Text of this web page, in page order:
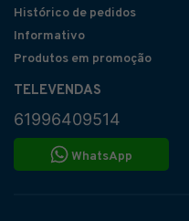
Histórico de pedidos
Informativo
Produtos em promoção
TELEVENDAS
61996409514
WhatsApp